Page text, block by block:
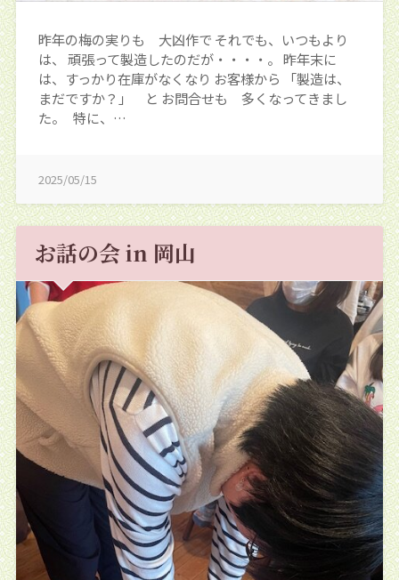
昨年の梅の実りも 大凶作で それでも、いつもより
は、 頑張って製造したのだが・・・・。 昨年末に
は、すっかり在庫がなくなり お客様から 「製造は、
まだですか？」 と お問合せも 多くなってきまし
た。 特に、…
2025/05/15
お話の会 in 岡山